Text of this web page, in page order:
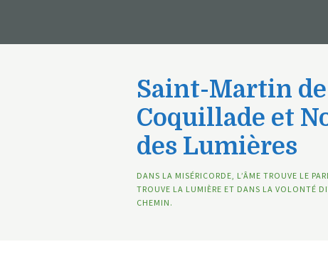
Saint-Martin
Coquillade et
des Lumières
DANS LA MISÉRICORDE, L’ÂME TROUVE LE
TROUVE LA LUMIÈRE ET DANS LA VOLONTÉ
CHEMIN.